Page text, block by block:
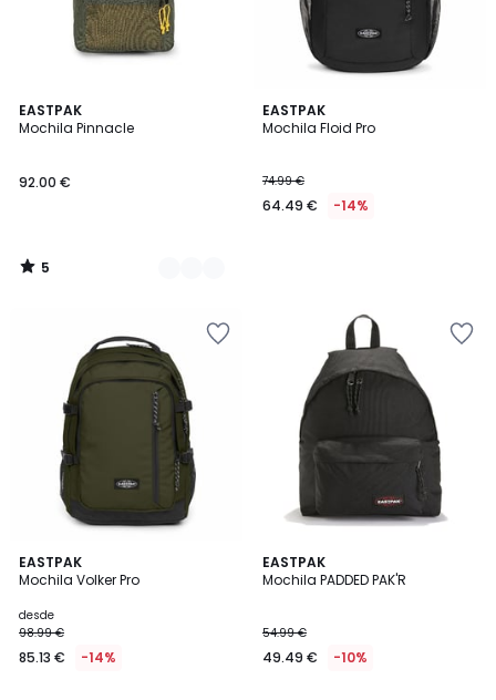
EASTPAK
Mochila Pinnacle
92.00 €
5
/
2
Colores
5
/
EASTPAK
Mochila Floid Pro
74.99 €
64.49 € -14%
EASTPAK
Mochila Volker Pro
desde
98.99 €
85.13 € -14%
2
Colores
EASTPAK
Mochila PADDED PAK'R
54.99 €
49.49 € -10%
4,8
/ 5
3
Colores